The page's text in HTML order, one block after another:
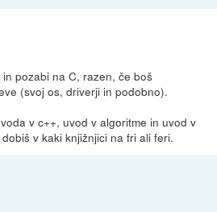
pozabi na C, razen, če boš
(svoj os, driverji in podobno).
v c++, uvod v algoritme in uvod v
v kaki knjižnjici na fri ali feri.